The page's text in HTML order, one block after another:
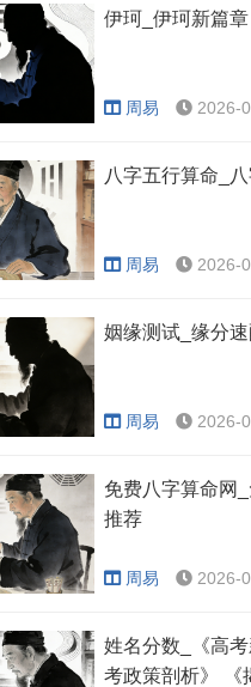
伊珂_伊珂新篇章
周易 2026-
八字五行算命_
周易 2026-
姻缘测试_缘分
周易 2026-
免费八字算命网
推荐
周易 2026-
姓名分数_《高
考政策剖析》 《